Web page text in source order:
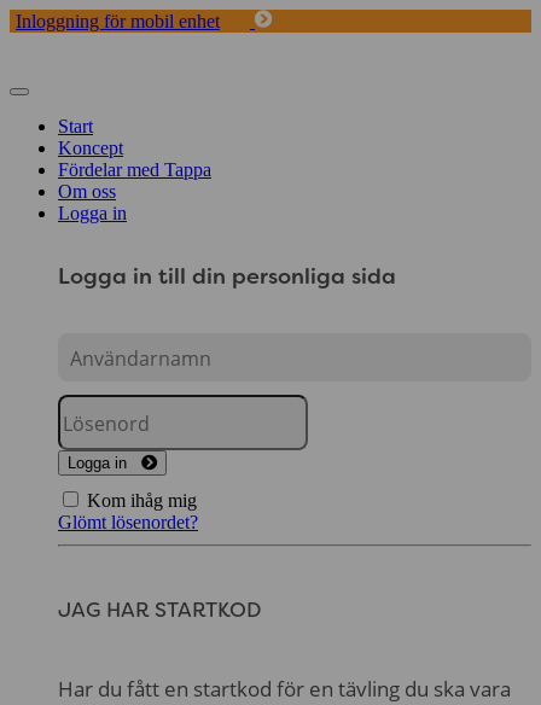
Inloggning för mobil enhet
Toggle
navigation
Start
Koncept
Fördelar med Tappa
Om oss
Logga in
Logga in till din personliga sida
Logga in
Kom ihåg mig
Glömt lösenordet?
JAG HAR STARTKOD
Har du fått en startkod för en tävling du ska vara